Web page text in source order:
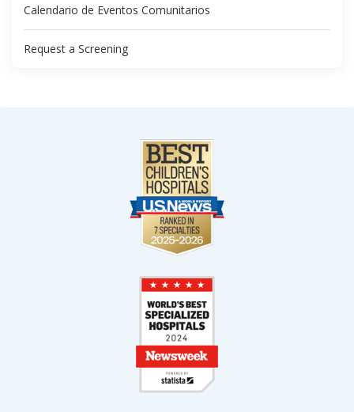
Calendario de Eventos Comunitarios
Request a Screening